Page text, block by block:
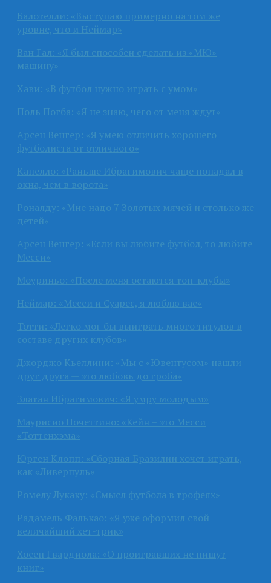
Балотелли: «Выступаю примерно на том же
уровне, что и Неймар»
Ван Гал: «Я был способен сделать из «МЮ»
машину»
Хави: «В футбол нужно играть с умом»
Поль Погба: «Я не знаю, чего от меня ждут»
Арсен Венгер: «Я умею отличить хорошего
футболиста от отличного»
Капелло: «Раньше Ибрагимович чаще попадал в
окна, чем в ворота»
Роналду: «Мне надо 7 Золотых мячей и столько же
детей»
Арсен Венгер: «Если вы любите футбол, то любите
Месси»
Моуриньо: «После меня остаются топ-клубы»
Неймар: «Месси и Суарес, я люблю вас»
Тотти: «Легко мог бы выиграть много титулов в
составе других клубов»
Джорджо Кьеллини: «Мы с «Ювентусом» нашли
друг друга — это любовь до гроба»
Златан Ибрагимович: «Я умру молодым»
Маурисио Почеттино: «Кейн – это Месси
«Тоттенхэма»
Юрген Клопп: «Сборная Бразилии хочет играть,
как «Ливерпуль»
Ромелу Лукаку: «Смысл футбола в трофеях»
Радамель Фалькао: «Я уже оформил свой
величайший хет-трик»
Хосеп Гвардиола: «О проигравших не пишут
книг»